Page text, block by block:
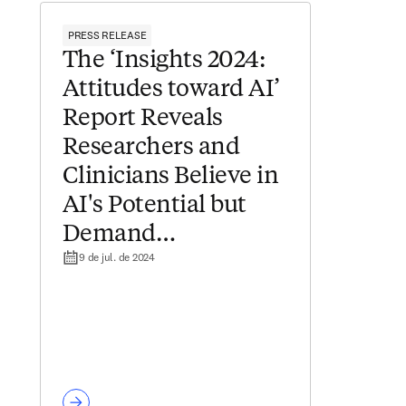
PRESS RELEASE
The ‘Insights 2024:
Attitudes toward AI’
Report Reveals
Researchers and
Clinicians Believe in
AI's Potential but
Demand
Transparency in
9 de jul. de 2024